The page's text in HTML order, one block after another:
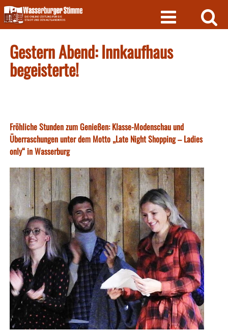
Skip
to
content
Gestern Abend: Innkaufhaus
begeisterte!
Fröhliche Stunden zum Genießen: Klasse-Modenschau und
Überraschungen unter dem Motto „Late Night Shopping – Ladies
only“ in Wasserburg